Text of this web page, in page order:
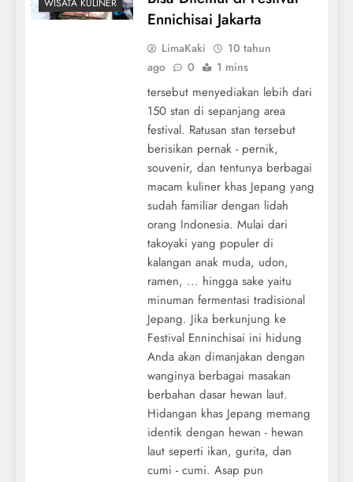
Ennichisai Jakarta
LimaKaki
10 tahun
ago
0 1 mins
tersebut menyediakan lebih dari
150 stan di sepanjang area
festival. Ratusan stan tersebut
berisikan pernak - pernik,
souvenir, dan tentunya berbagai
macam kuliner khas Jepang yang
sudah familiar dengan lidah
orang Indonesia. Mulai dari
takoyaki yang populer di
kalangan anak muda, udon,
ramen, ... hingga sake yaitu
minuman fermentasi tradisional
Jepang. Jika berkunjung ke
Festival Enninchisai ini hidung
Anda akan dimanjakan dengan
wanginya berbagai masakan
berbahan dasar hewan laut.
Hidangan khas Jepang memang
identik dengan hewan - hewan
laut seperti ikan, gurita, dan
cumi - cumi. Asap pun